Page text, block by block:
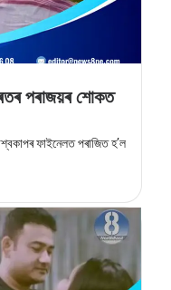
পৰাজয়ৰ শােকত
ফাইনেলত পৰাজিত হ’ল